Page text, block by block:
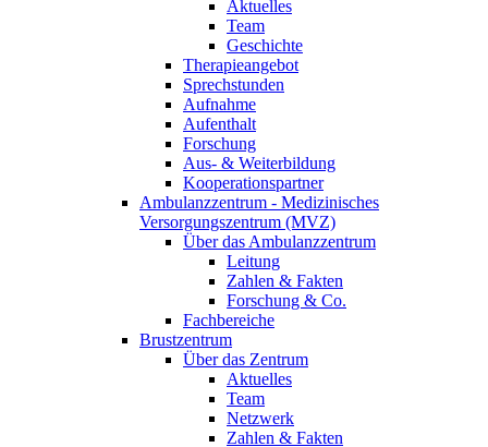
Aktuelles
Team
Geschichte
Therapieangebot
Sprechstunden
Aufnahme
Aufenthalt
Forschung
Aus- & Weiterbildung
Kooperationspartner
Ambulanzzentrum - Medizinisches
Versorgungszentrum (MVZ)
Über das Ambulanzzentrum
Leitung
Zahlen & Fakten
Forschung & Co.
Fachbereiche
Brustzentrum
Über das Zentrum
Aktuelles
Team
Netzwerk
Zahlen & Fakten